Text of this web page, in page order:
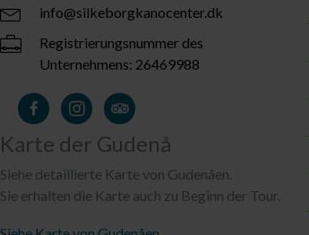
info@silkeborgkanocenter.dk
Registrierungsnummer des
Unternehmens: 26469988
Karte der Gudenå
Siehe detaillierte Karte von Gudenåen.
Sie erhalten die Karte auch zu Beginn der Tour.